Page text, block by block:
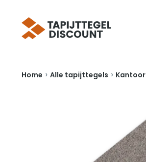
Home › Alle tapijttegels › Kantoor